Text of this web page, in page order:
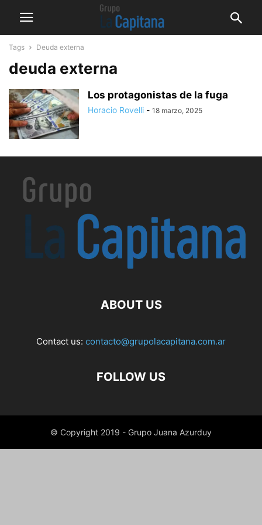
Tags Deuda externa
deuda externa
Los protagonistas de la fuga
Horacio Rovelli - 18 marzo, 2025
ABOUT US
Contact us: contacto@grupolacapitana.com.ar
FOLLOW US
© Copyright 2019 - Grupo Juana Azurduy